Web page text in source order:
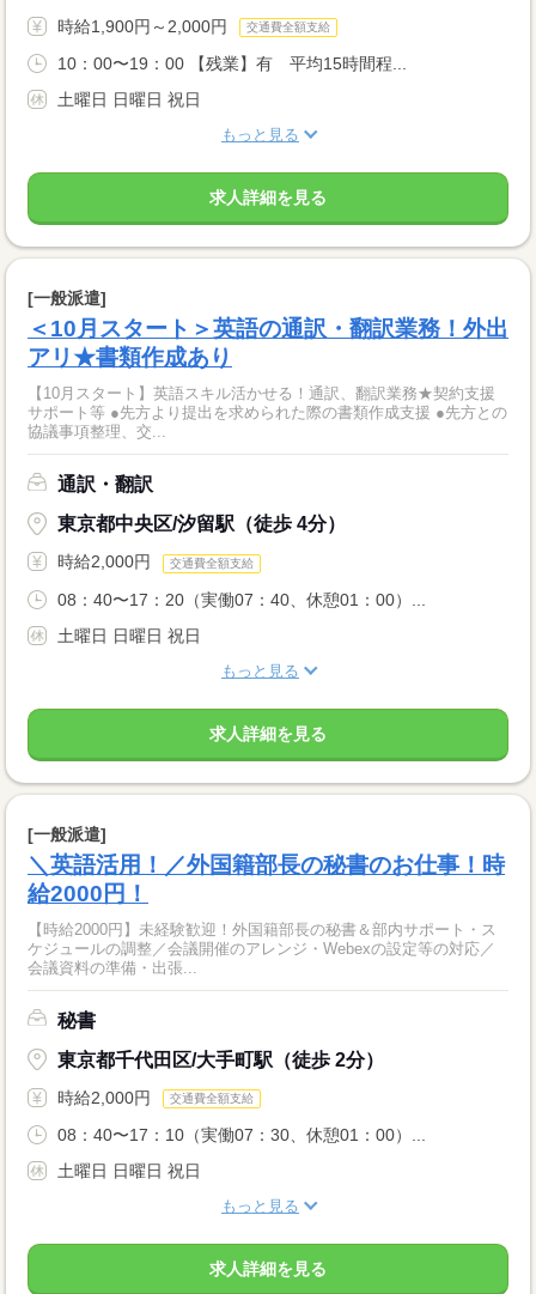
時給1,900円～2,000円 交通費全額支給
10：00〜19：00 【残業】有 平均15時間程...
土曜日 日曜日 祝日
もっと見る
求人詳細を見る
[一般派遣]
＜10月スタート＞英語の通訳・翻訳業務！外出
アリ★書類作成あり
【10月スタート】英語スキル活かせる！通訳、翻訳業務★契約支援
サポート等 ●先方より提出を求められた際の書類作成支援 ●先方との
協議事項整理、交...
通訳・翻訳
東京都中央区/汐留駅（徒歩 4分）
時給2,000円 交通費全額支給
08：40〜17：20（実働07：40、休憩01：00）...
土曜日 日曜日 祝日
もっと見る
求人詳細を見る
[一般派遣]
＼英語活用！／外国籍部長の秘書のお仕事！時
給2000円！
【時給2000円】未経験歓迎！外国籍部長の秘書＆部内サポート・ス
ケジュールの調整／会議開催のアレンジ・Webexの設定等の対応／
会議資料の準備・出張...
秘書
東京都千代田区/大手町駅（徒歩 2分）
時給2,000円 交通費全額支給
08：40〜17：10（実働07：30、休憩01：00）...
土曜日 日曜日 祝日
もっと見る
求人詳細を見る